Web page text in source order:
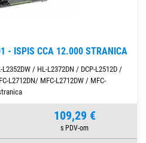
- ISPIS CCA 12.000 STRANICA
/ HL-L2372DN / DCP-L2512D /
L2712DN/ MFC-L2712DW / MFC-
109,29 €